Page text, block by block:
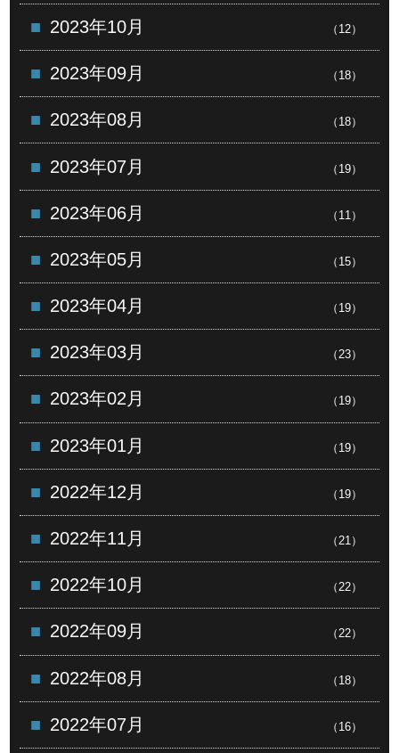
2023年10月 （12）
2023年09月 （18）
2023年08月 （18）
2023年07月 （19）
2023年06月 （11）
2023年05月 （15）
2023年04月 （19）
2023年03月 （23）
2023年02月 （19）
2023年01月 （19）
2022年12月 （19）
2022年11月 （21）
2022年10月 （22）
2022年09月 （22）
2022年08月 （18）
2022年07月 （16）